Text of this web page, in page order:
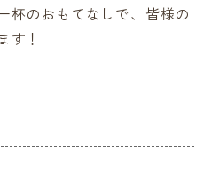
杯のおもてなしで、皆様の
す！